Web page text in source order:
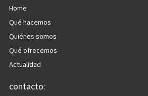
Home
Qué hacemos
Quiénes somos
Qué ofrecemos
Actualidad
contacto: